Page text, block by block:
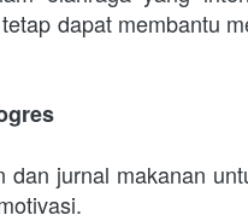
dapat membantu
jurnal makanan